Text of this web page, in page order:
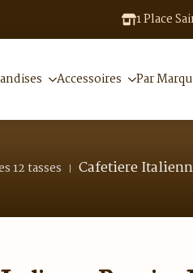
1 Place
Accessoires Par
12 tasses Cafetiere